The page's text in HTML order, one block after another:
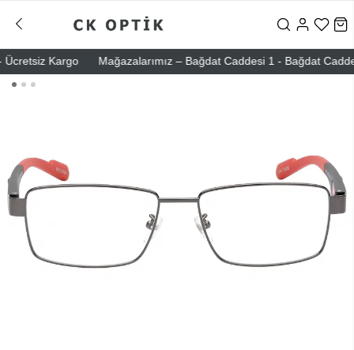
Kargo Mağazalarımız – Bağdat Caddesi 1 - Bağdat